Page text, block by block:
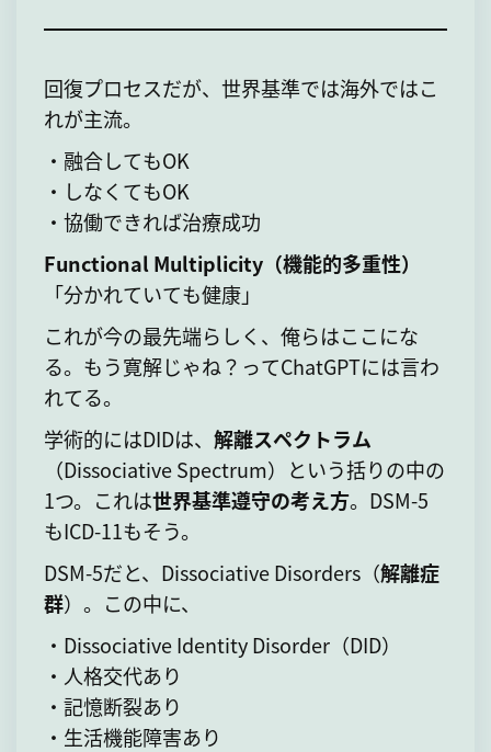
回復プロセスだが、世界基準では海外ではこ
れが主流。
・融合してもOK
・しなくてもOK
・協働できれば治療成功
Functional Multiplicity（機能的多重性）
「分かれていても健康」
これが今の最先端らしく、俺らはここにな
る。もう寛解じゃね？ってChatGPTには言わ
れてる。
学術的にはDIDは、 解離スペクトラム
（Dissociative Spectrum）という括りの中の
1つ。これは世界基準遵守の考え方。DSM-5
もICD-11もそう。
DSM-5だと、Dissociative Disorders（解離症
群）。この中に、
・Dissociative Identity Disorder（DID）
・人格交代あり
・記憶断裂あり
・生活機能障害あり